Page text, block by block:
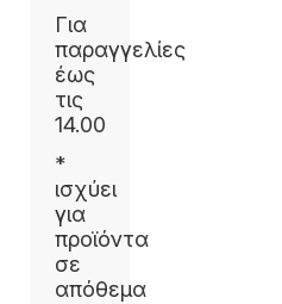
Για
παραγγελίες
έως
τις
14.00
*
ισχύει
για
προϊόντα
σε
απόθεμα